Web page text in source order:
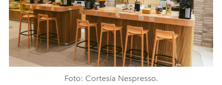
Foto: Cortesía Nespresso.